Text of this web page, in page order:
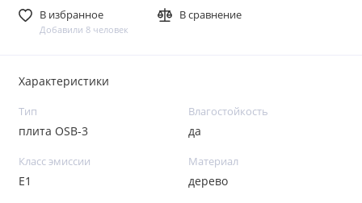
В избранное
Добавили 8 человек
В сравнение
Характеристики
Тип
плита OSB-3
Влагостойкость
да
Класс эмиссии
E1
Материал
дерево